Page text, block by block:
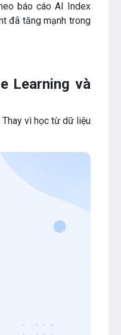
báo cáo AI Index
đã tăng mạnh trong
Learning và
Thay vì học từ dữ liệu